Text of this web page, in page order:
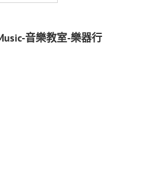
音樂教室-樂器行